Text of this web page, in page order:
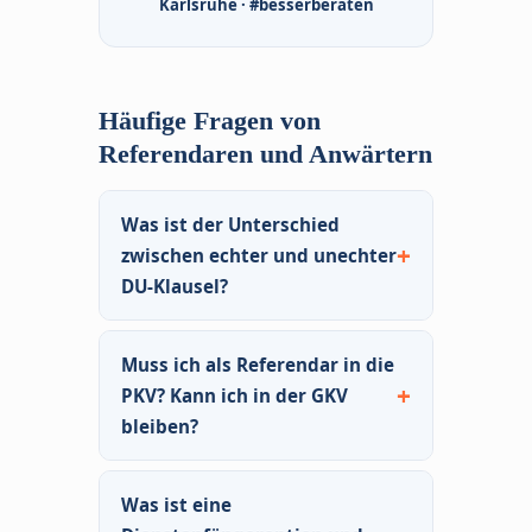
Häufige Fragen von
Referendaren und Anwärtern
Was ist der Unterschied
zwischen echter und unechter
DU-Klausel?
Echte DU-Klausel:Der
Versicherer zahlt, sobald Ihr
Dienstherr Sie offiziell für
dienstunfähig erklärt und in
den Ruhestand versetzt – ohne
eigene Prüfung, ohne
Muss ich als Referendar in die
PKV? Kann ich in der GKV
bleiben?
Sie müssen nicht. Als
Referendar können Sie sich
Was ist eine